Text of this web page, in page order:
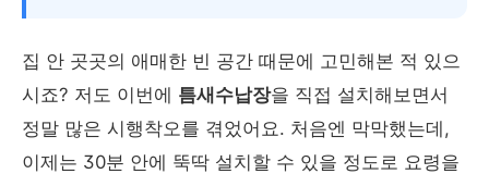
집 안 곳곳의 애매한 빈 공간 때문에 고민해본 적 있으
시죠? 저도 이번에 틈새수납장을 직접 설치해보면서
정말 많은 시행착오를 겪었어요. 처음엔 막막했는데,
이제는 30분 안에 뚝딱 설치할 수 있을 정도로 요령을